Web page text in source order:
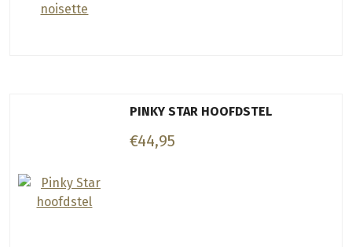
PINKY STAR HOOFDSTEL
€44,95